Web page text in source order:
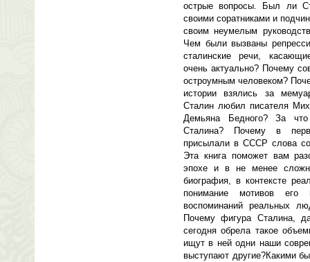
острые вопросы. Был ли
своими соратниками и
своим неумелым
Чем были вызваны
сталинские речи,
очень актуально? Почему
остроумным человеком?
истории взялись за
Сталин любил писателя
Демьяна Бедного? За
Сталина? Почему в
присылали в СССР слова
Эта книга поможет вам
эпохе и в не менее
биография, в контексте
понимание мотивов
воспоминаний реальных
Почему фигура Сталина,
сегодня обрела такое
ищут в ней одни наши
выступают другие?Какими